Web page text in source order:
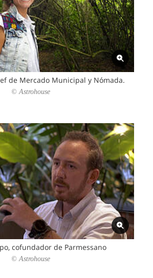
de Mercado Municipal y Nómada.
© Astrohouse
cofundador de Parmessano
© Astrohouse